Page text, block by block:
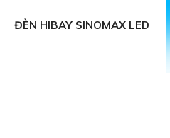
ĐÈN HIBAY SINOMAX LED